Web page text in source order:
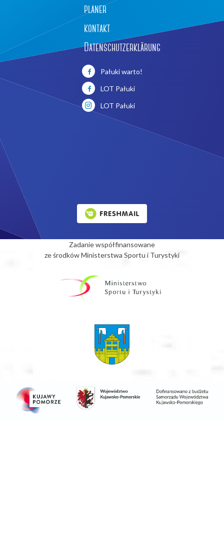
planer
kontakt
Datenschutzerklärung
Pałuki warto!
LOT Pałuki
LOT Pałuki
Zadanie współfinansowane
ze środków Ministerstwa Sportu i Turystyki